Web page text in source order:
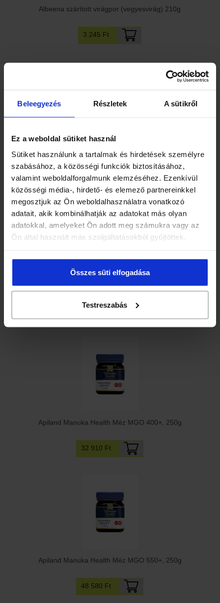
Beleegyezés Részletek A sütikről
Ez a weboldal sütiket használ
Sütiket használunk a tartalmak és hirdetések személyre
szabásához, a közösségi funkciók biztosításához,
valamint weboldalforgalmunk elemzéséhez. Ezenkívül
közösségi média-, hirdető- és elemező partnereinkkel
megosztjuk az Ön weboldalhasználatra vonatkozó
adatait, akik kombinálhatják az adatokat más olyan
adatokkal, amelyeket Ön adott meg számukra vagy az
Ön által használt más szolgáltatásokból gyűjtöttek.
Összes süti elfogadása
Testreszabás
Albeena szárított virágpor (vegyesvirág) 210g
3 245 Ft
15 895 Ft
Apiland Manuka Health Méz MGO 250+ 250 Gr
21 940 Ft
Apiland Manuka Health Méz MGO 400+, 250g
32 910 Ft
Apiland Manuka Health Méz MGO 550+, 250g
48 580 Ft